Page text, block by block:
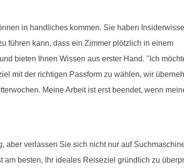
in handliches kommen. Sie haben
führen kann, dass ein Zimmer plötzlich in einem
bieten Ihnen Wissen aus erster Hand. "Ich
mit der richtigen Passform zu wählen, wir
Meine Arbeit ist erst beendet, wenn
aber verlassen Sie sich nicht nur auf
besten, Ihr ideales Reiseziel gründlich zu